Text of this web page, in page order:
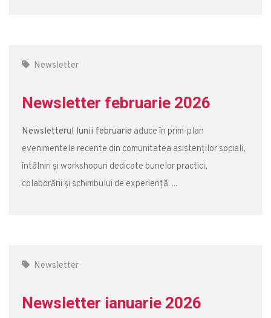
Newsletter
Newsletter februarie 2026
Newsletterul lunii februarie aduce în prim-plan
evenimentele recente din comunitatea asistenților sociali,
întâlniri și workshopuri dedicate bunelor practici,
colaborării și schimbului de experiență. ...
Newsletter
Newsletter ianuarie 2026